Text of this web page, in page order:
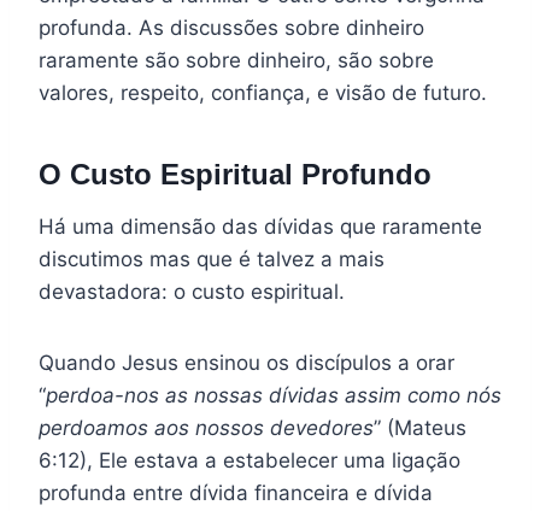
profunda. As discussões sobre dinheiro
raramente são sobre dinheiro, são sobre
valores, respeito, confiança, e visão de futuro.
O Custo Espiritual Profundo
Há uma dimensão das dívidas que raramente
discutimos mas que é talvez a mais
devastadora: o custo espiritual.
Quando Jesus ensinou os discípulos a orar
“perdoa-nos as nossas dívidas assim como nós
perdoamos aos nossos devedores” (Mateus
6:12), Ele estava a estabelecer uma ligação
profunda entre dívida financeira e dívida